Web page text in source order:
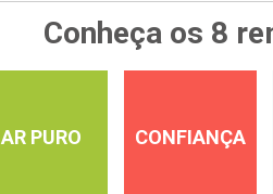
Conheça os 8
AR PURO CONFIANÇA